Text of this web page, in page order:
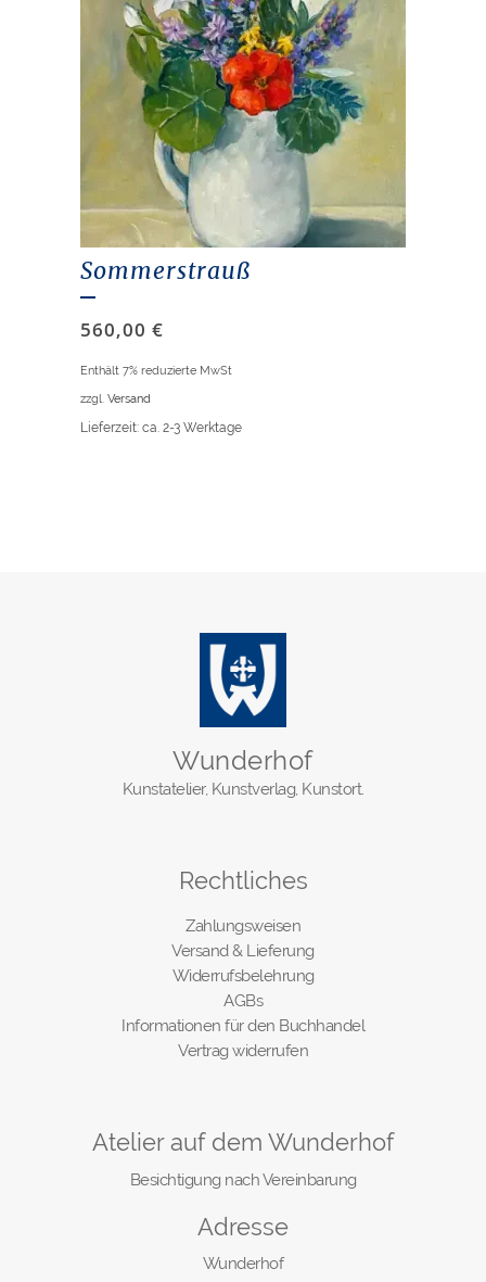
Sommerstrauß
560,00 €
Enthält 7% reduzierte MwSt
zzgl. Versand
Lieferzeit: ca. 2-3 Werktage
Wunderhof
Kunstatelier, Kunstverlag, Kunstort.
Rechtliches
Zahlungsweisen
Versand & Lieferung
Widerrufsbelehrung
AGBs
Informationen für den Buchhandel
Vertrag widerrufen
Atelier auf dem Wunderhof
Besichtigung nach Vereinbarung
Adresse
Wunderhof